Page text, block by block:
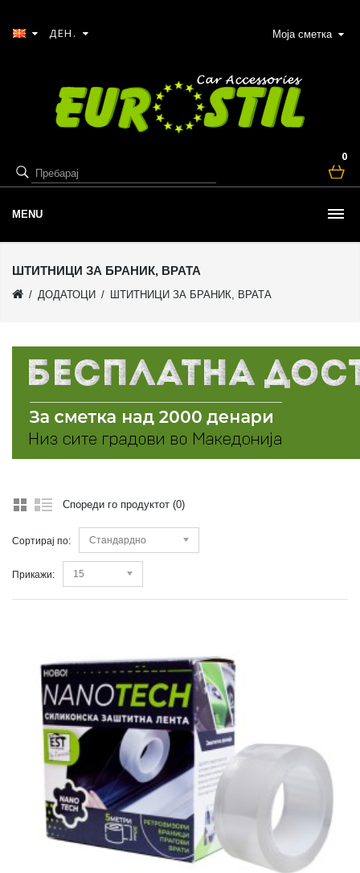
Моја сметка
0
ДЕН.
MENU
ШТИТНИЦИ ЗА БРАНИК, ВРАТА
ДОДАТОЦИ ШТИТНИЦИ ЗА БРАНИК, ВРАТА
Спореди го продуктот (0)
Сортирај по: Стандардно
Прикажи: 15